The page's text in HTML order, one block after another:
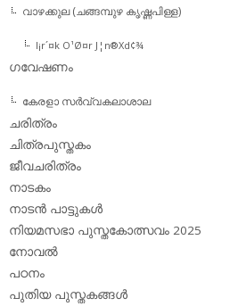
വാഴക്കുല (ചങ്ങമ്പുഴ കൃഷ്ണപിള്ള)
l¡r´¤k O¹Ø¤r J¦n®Xd¢¾
ഗവേഷണം
കേരളാ സര്‍വ്വകലാശാല
ചരിത്രം
ചിത്രപുസ്തകം
ജീവചരിത്രം
നാടകം
നാടന്‍ പാട്ടുകള്‍
നിയമസഭാ പുസ്തകോത്സവം 2025
നോവല്‍
പഠനം
പുതിയ പുസ്തകങ്ങള്‍